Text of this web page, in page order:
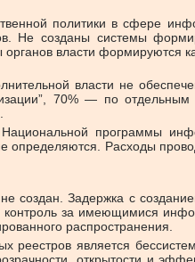
политики в сфере
Не созданы системы
власти формируются
власти не
70% — по
программы
определяются. Расходы
создан. Задержка с
контроль за имеющимися
распространения.
реестров является